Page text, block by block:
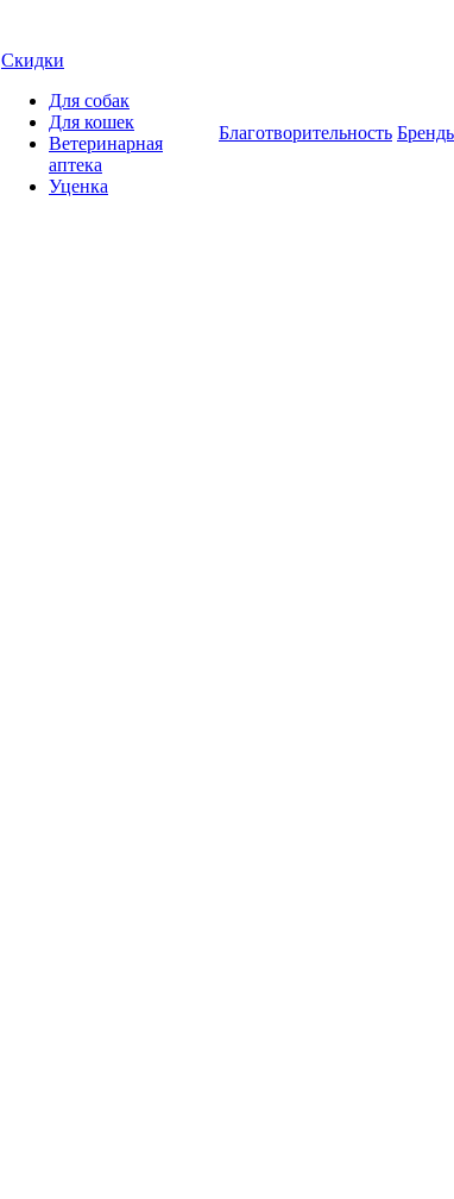
Скидки
Для собак
Для кошек
Ветеринарная
аптека
Уценка
Благотворительность